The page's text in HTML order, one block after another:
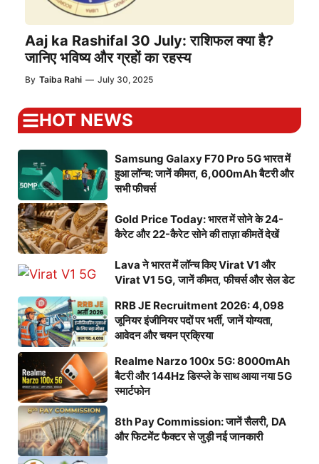
Aaj ka Rashifal 30 July: राशिफल क्या है?
जानिए भविष्य और ग्रहों का रहस्य
By Taiba Rahi — July 30, 2025
HOT NEWS
Samsung Galaxy F70 Pro 5G भारत में
हुआ लॉन्च: जानें कीमत, 6,000mAh बैटरी और
सभी फीचर्स
Gold Price Today: भारत में सोने के 24-
कैरेट और 22-कैरेट सोने की ताज़ा कीमतें देखें
Lava ने भारत में लॉन्च किए Virat V1 और
Virat V1 5G, जानें कीमत, फीचर्स और सेल डेट
RRB JE Recruitment 2026: 4,098
जूनियर इंजीनियर पदों पर भर्ती, जानें योग्यता,
आवेदन और चयन प्रक्रिया
Realme Narzo 100x 5G: 8000mAh
बैटरी और 144Hz डिस्प्ले के साथ आया नया 5G
स्मार्टफोन
8th Pay Commission: जानें सैलरी, DA
और फिटमेंट फैक्टर से जुड़ी नई जानकारी